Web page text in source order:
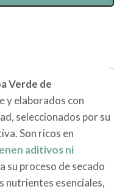
Verde de
y elaborados con
seleccionados por su
Son ricos en
aditivos ni
su proceso de secado
nutrientes esenciales,